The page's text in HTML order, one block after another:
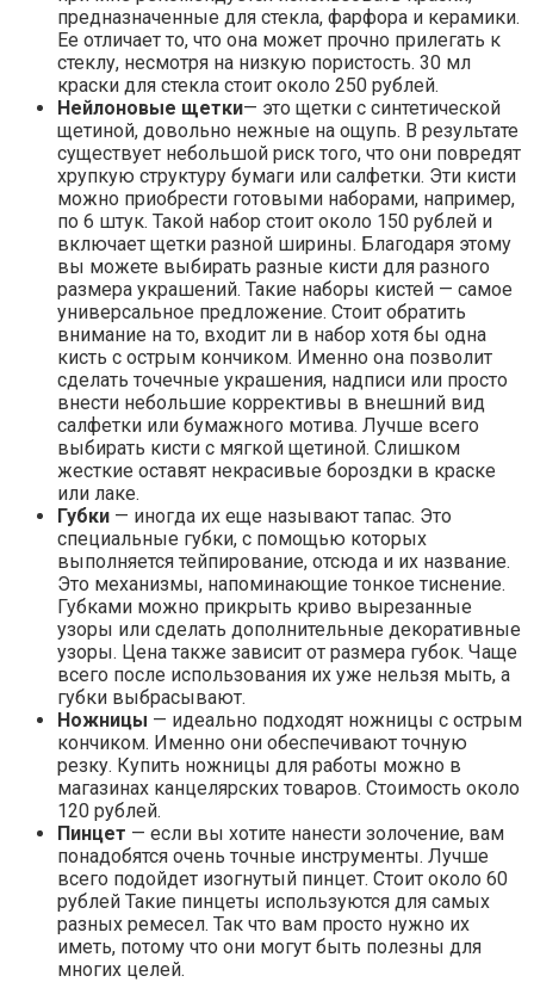
предназначенные для стекла, фарфора и керамики.
Ее отличает то, что она может прочно прилегать к
стеклу, несмотря на низкую пористость. 30 мл
краски для стекла стоит около 250 рублей.
Нейлоновые щетки— это щетки с синтетической
щетиной, довольно нежные на ощупь. В результате
существует небольшой риск того, что они повредят
хрупкую структуру бумаги или салфетки. Эти кисти
можно приобрести готовыми наборами, например,
по 6 штук. Такой набор стоит около 150 рублей и
включает щетки разной ширины. Благодаря этому
вы можете выбирать разные кисти для разного
размера украшений. Такие наборы кистей — самое
универсальное предложение. Стоит обратить
внимание на то, входит ли в набор хотя бы одна
кисть с острым кончиком. Именно она позволит
сделать точечные украшения, надписи или просто
внести небольшие коррективы в внешний вид
салфетки или бумажного мотива. Лучше всего
выбирать кисти с мягкой щетиной. Слишком
жесткие оставят некрасивые бороздки в краске
или лаке.
Губки — иногда их еще называют тапас. Это
специальные губки, с помощью которых
выполняется тейпирование, отсюда и их название.
Это механизмы, напоминающие тонкое тиснение.
Губками можно прикрыть криво вырезанные
узоры или сделать дополнительные декоративные
узоры. Цена также зависит от размера губок. Чаще
всего после использования их уже нельзя мыть, а
губки выбрасывают.
Ножницы — идеально подходят ножницы с острым
кончиком. Именно они обеспечивают точную
резку. Купить ножницы для работы можно в
магазинах канцелярских товаров. Стоимость около
120 рублей.
Пинцет — если вы хотите нанести золочение, вам
понадобятся очень точные инструменты. Лучше
всего подойдет изогнутый пинцет. Стоит около 60
рублей Такие пинцеты используются для самых
разных ремесел. Так что вам просто нужно их
иметь, потому что они могут быть полезны для
многих целей.